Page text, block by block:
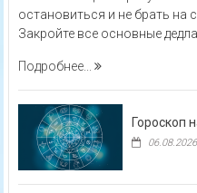
остановиться и не брать на
Закройте все основные
Подробнее...
Гороскоп
06.08.2026